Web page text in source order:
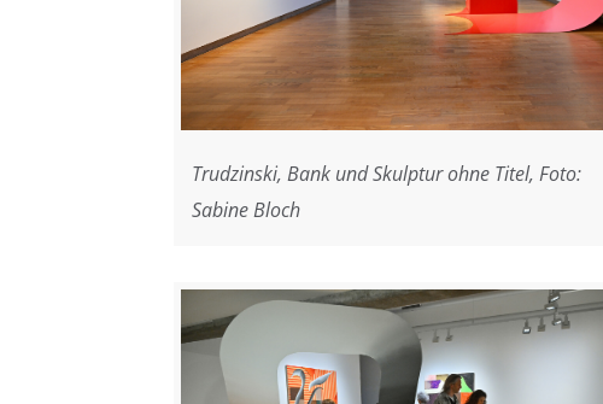
Trudzinski, Bank und Skulptur ohne Titel, Foto:
Sabine Bloch